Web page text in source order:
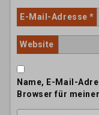
E-Mail-Adresse*
Website
Name, E-Mail-
Browser für